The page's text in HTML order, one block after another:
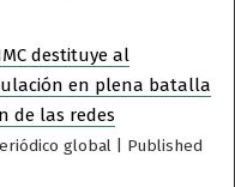
destituye al
en plena batalla
de las redes
global
Published